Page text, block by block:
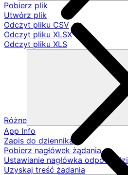
Pobierz plik
Utwórz plik
Odczyt pliku CSV
Odczyt pliku XLSX
Odczyt pliku XLS
Różne
App Info
Zapis do dziennika
Pobierz nagłówek żądania
Ustawianie nagłówka odpowiedzi
Uzyskaj treść żądania